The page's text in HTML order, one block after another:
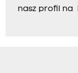
nasz profil na